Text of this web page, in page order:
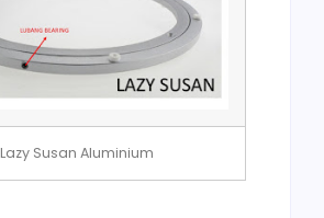
Lazy Susan Aluminium